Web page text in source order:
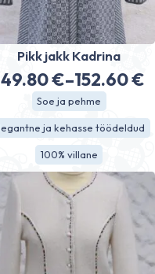
Pikk jakk Kadrina
€–152.60€
149.80 €
kuni
152.60 €
Soe ja pehme
ja kehasse töödeldud
100% villane